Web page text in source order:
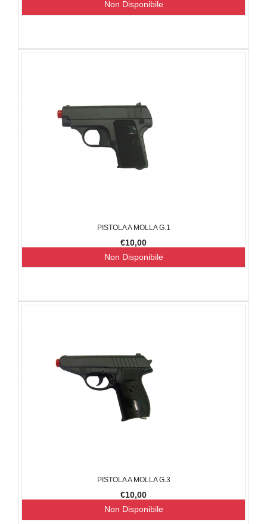
Non Disponibile
PISTOLA A MOLLA G.1
€10,00
Non Disponibile
PISTOLA A MOLLA G.3
€10,00
Non Disponibile